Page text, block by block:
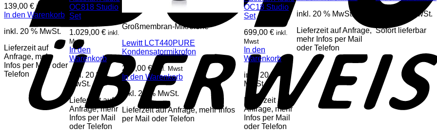
139,00 € inkl. Mwst
In den Warenkorb
inkl. 20 % MwSt.
Lieferzeit auf
Anfrage, mehr
Infos per Mail oder
Telefon
OC818 Studio
Set
1.029,00 € inkl.
Mwst
In den
Warenkorb
inkl. 20 %
MwSt.
Lieferzeit auf
Anfrage, mehr
Infos per Mail
oder Telefon
Großmembran-Mikrofone
Lewitt LCT440PURE
Kondensatormikrofon
269,00 € inkl. Mwst
In den Warenkorb
inkl. 20 % MwSt.
Lieferzeit auf Anfrage, mehr Infos
per Mail oder Telefon
OC18 Studio
Set
699,00€ inkl.
Mwst
In den
Warenkorb
inkl. 20 %
MwSt.
Lieferzeit auf
Anfrage, mehr
Infos per Mail
oder Telefon
inkl. 20 % MwSt.
Lieferzeit auf Anfrage,
mehr Infos per Mail
oder Telefon
inkl. 20 % MwSt.
Sofort lieferbar